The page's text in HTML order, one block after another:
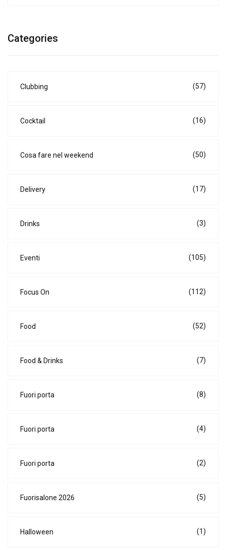
Categories
Clubbing (57)
Cocktail (16)
Cosa fare nel weekend (50)
Delivery (17)
Drinks (3)
Eventi (105)
Focus On (112)
Food (52)
Food & Drinks (7)
Fuori porta (8)
Fuori porta (4)
Fuori porta (2)
Fuorisalone 2026 (5)
Halloween (1)